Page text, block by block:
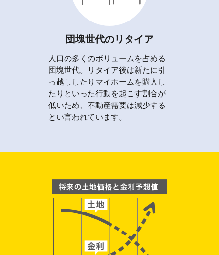
団塊世代のリタイア
人口の多くのボリュームを占める
団塊世代。リタイア後は新たに引
っ越ししたりマイホームを購入し
たりといった行動を起こす割合が
低いため、不動産需要は減少する
とい言われています。